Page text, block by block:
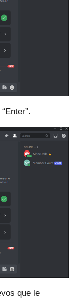
que le